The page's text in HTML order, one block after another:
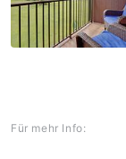
Für mehr Info: